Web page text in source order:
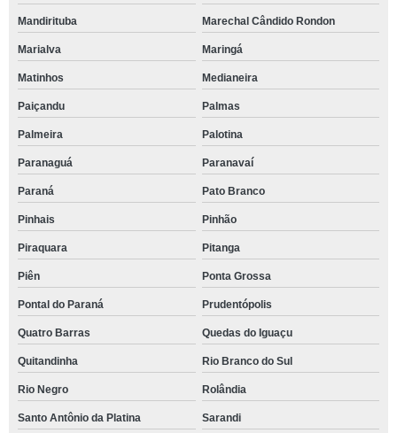
Mandirituba Marechal Cândido Rondon
Marialva Maringá
Matinhos Medianeira
Paiçandu Palmas
Palmeira Palotina
Paranaguá Paranavaí
Paraná Pato Branco
Pinhais Pinhão
Piraquara Pitanga
Piên Ponta Grossa
Pontal do Paraná Prudentópolis
Quatro Barras Quedas do Iguaçu
Quitandinha Rio Branco do Sul
Rio Negro Rolândia
Santo Antônio da Platina Sarandi